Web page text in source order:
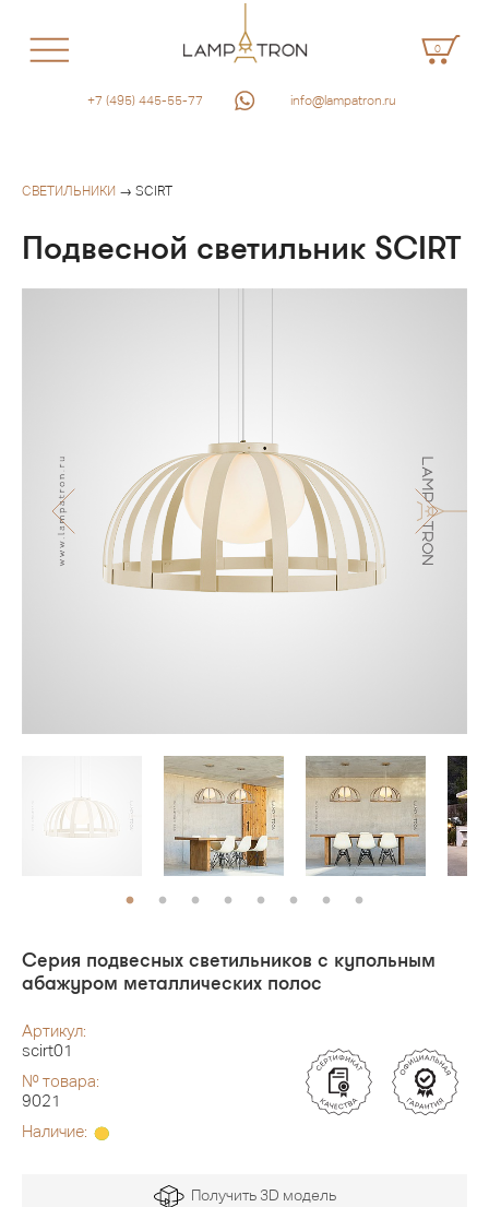
0
+7 (495) 445-55-77 info@lampatron.ru
СВЕТИЛЬНИКИ → SCIRT
Подвесной светильник SCIRT
Серия подвесных светильников с купольным
абажуром металлических полос
Артикул:
scirt01
№ товара:
9021
Наличие:
Получить 3D модель